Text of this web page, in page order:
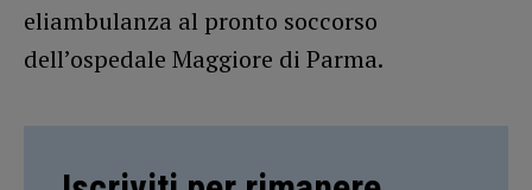
eliambulanza al pronto soccorso
dell’ospedale Maggiore di Parma.